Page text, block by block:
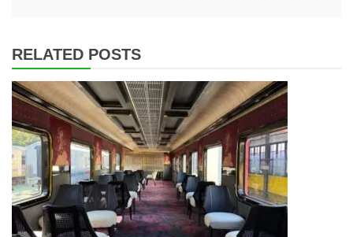
RELATED POSTS